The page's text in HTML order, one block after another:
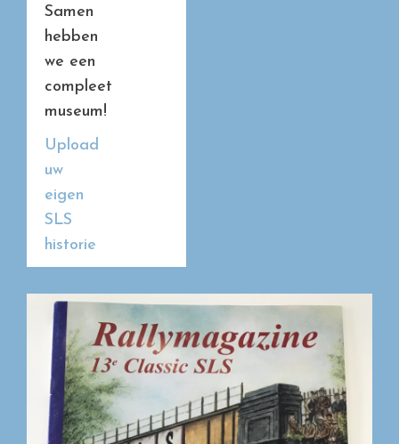
Samen
hebben
we een
compleet
museum!
Upload
uw
eigen
SLS
historie